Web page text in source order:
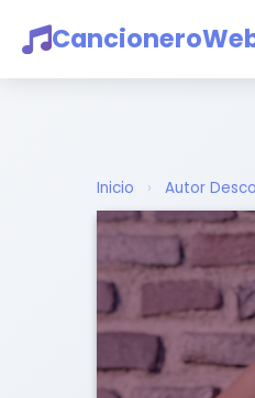
Inicio › Autor